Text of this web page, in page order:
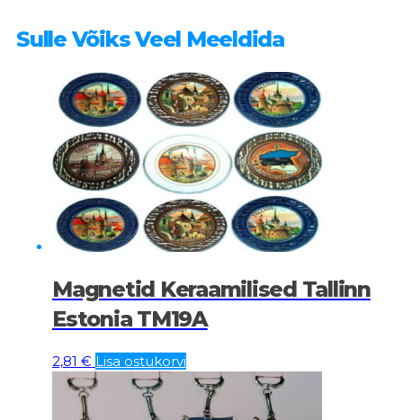
Sulle Võiks Veel Meeldida
Magnetid Keraamilised Tallinn
Estonia TM19A
2,81 € Lisa ostukorvi